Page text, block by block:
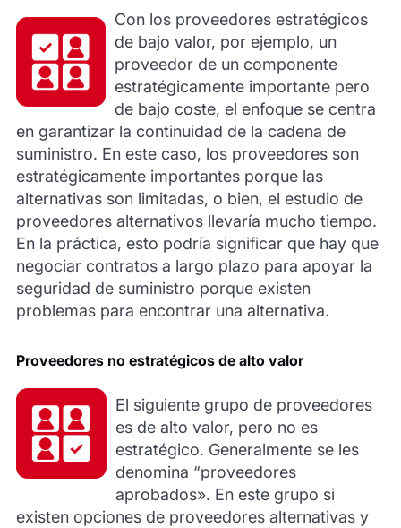
Con los proveedores estratégicos
de bajo valor, por ejemplo, un
proveedor de un componente
estratégicamente importante pero
de bajo coste, el enfoque se centra
en garantizar la continuidad de la cadena de
suministro. En este caso, los proveedores son
estratégicamente importantes porque las
alternativas son limitadas, o bien, el estudio de
proveedores alternativos llevaría mucho tiempo.
En la práctica, esto podría significar que hay que
negociar contratos a largo plazo para apoyar la
seguridad de suministro porque existen
problemas para encontrar una alternativa.
Proveedores no estratégicos de alto valor
El siguiente grupo de proveedores
es de alto valor, pero no es
estratégico. Generalmente se les
denomina “proveedores
aprobados». En este grupo si
existen opciones de proveedores alternativas y